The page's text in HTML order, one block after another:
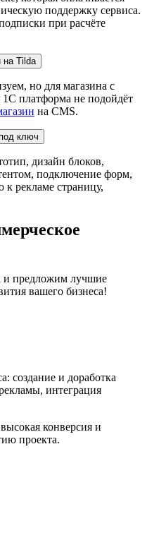
поддержку сервиса.
при расчёте
на Tilda
но для магазина с
1С платформа не подойдёт
на CMS.
ключ
дизайн блоков,
подключение форм,
рекламе страницу,
и предложим лучшие
вашего бизнеса!
создание и доработка
интеграция
конверсия и
проекта.